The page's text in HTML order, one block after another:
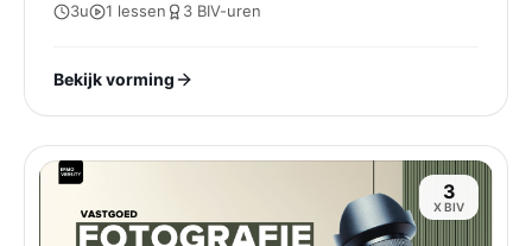
3u 1 lessen 3 BIV-uren
Bekijk vorming
3
X BIV